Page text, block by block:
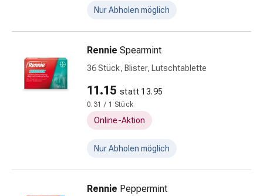
Prostata
und
Blasenbeschwerden
Schmerzen
&
Fieber
Kopfschmerzen
Migräne
Schmerzmittel
Gelenkschmerzen
Nur Abholen möglich
Rennie Spearmint
36 Stück, Blister, Lutschtablette
11.15 statt 13.95
0.31 / 1 Stück
Online-Aktion
Nur Abholen möglich
Rennie Peppermint